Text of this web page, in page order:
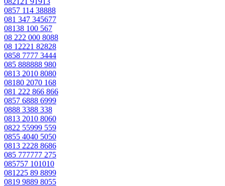
0857 114 38888
081 347 345677
08138 100 567
08 222 000 8088
08 12221 82828
0858 7777 3444
085 888888 980
0813 2010 8080
08180 2070 168
081 222 866 866
0857 6888 6999
0888 3388 338
0813 2010 8060
0822 55999 559
0855 4040 5050
0813 2228 8686
085 777777 275
085757 101010
081225 89 8899
0819 9889 8055